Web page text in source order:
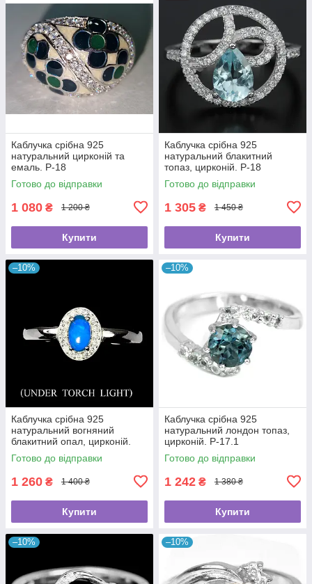
Каблучка срібна 925
натуральний цирконій та
емаль. Р-18
Готово до відправки
1 080 ₴ 1 200 ₴
Купити
Каблучка срібна 925
натуральний блакитний
топаз, цирконій. Р-18
Готово до відправки
1 305 ₴ 1 450 ₴
Купити
–10%
Каблучка срібна 925
натуральний вогняний
блакитний опал, цирконій.
Р-17.7.
Готово до відправки
1 260 ₴ 1 400 ₴
Купити
–10%
Каблучка срібна 925
натуральний лондон топаз,
цирконій. Р-17.1
Готово до відправки
1 242 ₴ 1 380 ₴
Купити
–10% –10%